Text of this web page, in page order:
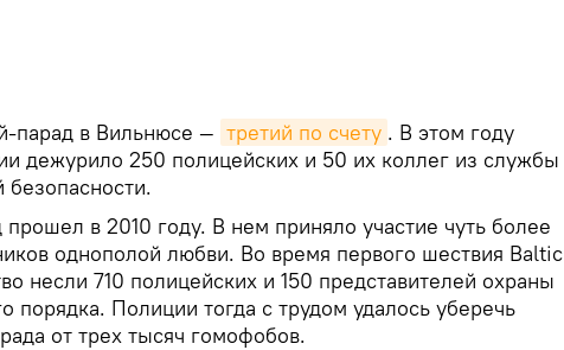
парад в Вильнюсе — третий по счету . В этом году
дежурило 250 полицейских и 50 их коллег из службы
в 2010 году. В нем приняло участие чуть более
однополой любви. Во время первого шествия Baltic
несли 710 полицейских и 150 представителей охраны
порядка. Полиции тогда с трудом удалось уберечь
от трех тысяч гомофобов.